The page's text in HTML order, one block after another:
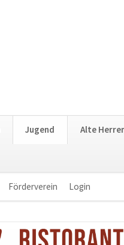
Jugend Alte
Förderverein Login